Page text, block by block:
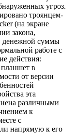
угроз.
троянцем-
(на экране
закона,
денежной суммы
работе с
действия:
планшет в
от версии
эта
различными
к
с
напрямую к его